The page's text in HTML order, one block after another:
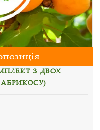
З ДВОХ